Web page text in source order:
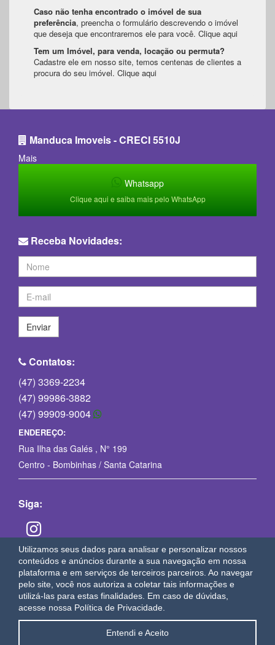
Utilizamos seus dados para analisar e personalizar nossos
conteúdos e anúncios durante a sua navegação em nossa
plataforma e em serviços de terceiros parceiros. Ao navegar
pelo site, você nos autoriza a coletar tais informações e
utilizá-las para estas finalidades. Em caso de dúvidas,
acesse nossa Política de Privacidade.
Entendi e Aceito
Caso não tenha encontrado o imóvel de sua
preferência, preencha o formulário descrevendo o imóvel
que deseja que encontraremos ele para você. Clique aqui
Tem um Imóvel, para venda, locação ou permuta?
Cadastre ele em nosso site, temos centenas de clientes a
procura do seu imóvel. Clique aqui
Manduca Imoveis - CRECI 5510J
Mais
Whatsapp
Clique aqui e saiba mais pelo WhatsApp
Receba Novidades:
Enviar
Contatos:
(47) 3369-2234
(47) 99986-3882
(47) 99909-9004
ENDEREÇO:
Rua Ilha das Galés , N° 199
Centro - Bombinhas / Santa Catarina
Siga:
OAWEB sistemas e sites para imobiliárias em Bombinhas